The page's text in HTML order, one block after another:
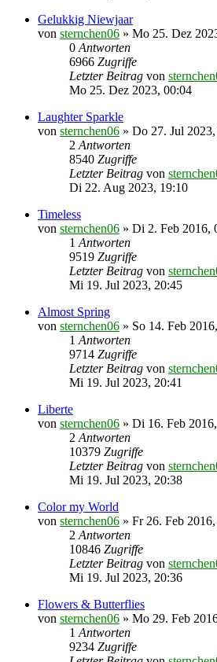
Gelukkig Niewjaar
von sternchen06 » Mo 25. Dez
0 Antworten
6966 Zugriffe
Letzter Beitrag von
Mo 25. Dez 2023, 00:04
Laughter Sparkle
von sternchen06 » Do 27. Jul
2 Antworten
8540 Zugriffe
Letzter Beitrag von
Di 22. Aug 2023, 19:10
Timeless
von sternchen06 » Di 2. Feb 2016,
1 Antworten
9519 Zugriffe
Letzter Beitrag von
Mi 19. Jul 2023, 20:45
Almost Spring
von sternchen06 » So 14. Feb
1 Antworten
9714 Zugriffe
Letzter Beitrag von
Mi 19. Jul 2023, 20:41
Liberte
von sternchen06 » Di 16. Feb
2 Antworten
10379 Zugriffe
Letzter Beitrag von
Mi 19. Jul 2023, 20:38
Color my World
von sternchen06 » Fr 26. Feb
2 Antworten
10846 Zugriffe
Letzter Beitrag von
Mi 19. Jul 2023, 20:36
Flowers & Butterflies
von sternchen06 » Mo 29. Feb
1 Antworten
9234 Zugriffe